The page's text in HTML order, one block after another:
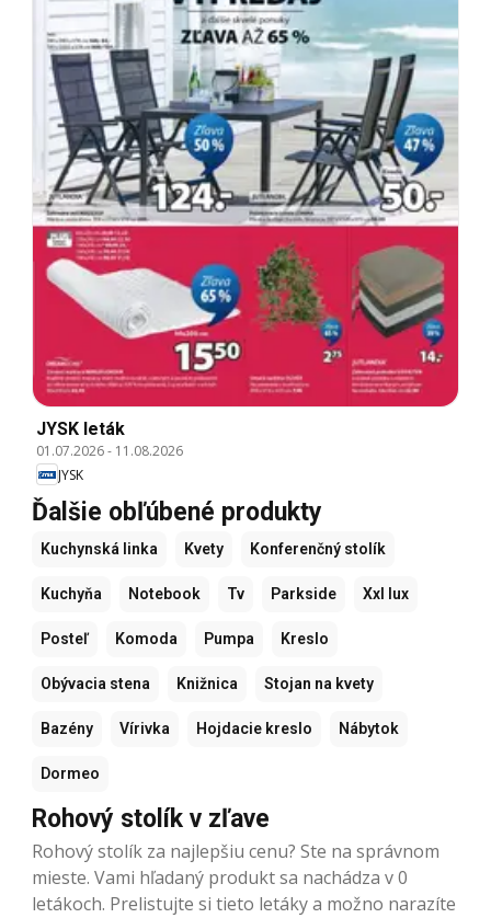
JYSK leták
01.07.2026- 11.08.2026
JYSK
Ďalšie obľúbené produkty
Kuchynská linka Kvety Konferenčný stolík
Kuchyňa Notebook Tv Parkside Xxl lux
Posteľ Komoda Pumpa Kreslo
Obývacia stena Knižnica Stojan na kvety
Bazény Vírivka Hojdacie kreslo Nábytok
Dormeo
Rohový stolík v zľave
Rohový stolík za najlepšiu cenu? Ste na správnom
mieste. Vami hľadaný produkt sa nachádza v 0
letákoch. Prelistujte si tieto letáky a možno narazíte